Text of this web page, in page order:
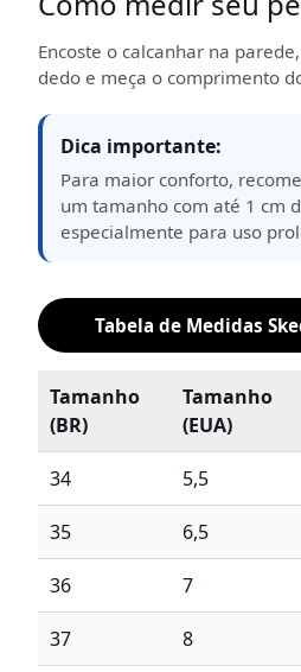
Encoste o calcanhar na
dedo e meça o comprimento
Dica importante:
Para maior conforto,
um tamanho com até 1 cm
especialmente para uso
Tabela de Medidas
Tamanho
(BR)
Tamanho
(EUA)
34 5,5
35 6,5
36 7
37 8